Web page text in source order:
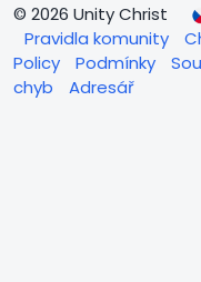
© 2026 Unity Christ
Pravidla komunity
Policy
Podmínky
chyb
Adresář